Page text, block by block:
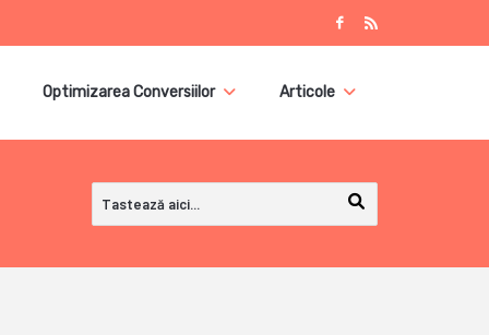
Optimizarea Conversiilor Articole